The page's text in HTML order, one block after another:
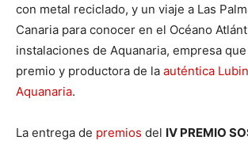
con metal reciclado, y un viaje a Las
Canaria para conocer en el Océano
instalaciones de Aquanaria, empresa
premio y productora de la auténtica
Aquanaria.
La entrega de premios del IV PREMIO